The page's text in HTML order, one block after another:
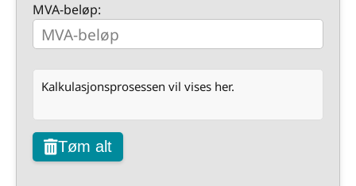
MVA-beløp:
Kalkulasjonsprosessen vil vises her.
Tøm alt